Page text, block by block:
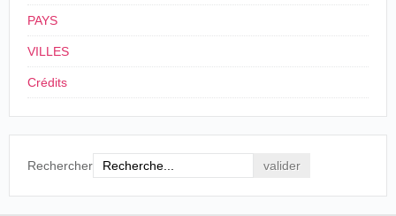
PAYS
VILLES
Crédits
Rechercher